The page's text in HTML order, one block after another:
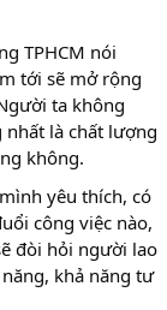
TPHCM nói
tới sẽ mở rộng
ta không
là chất lượng
không.
yêu thích, có
công việc nào,
đòi hỏi người lao
khả năng tư